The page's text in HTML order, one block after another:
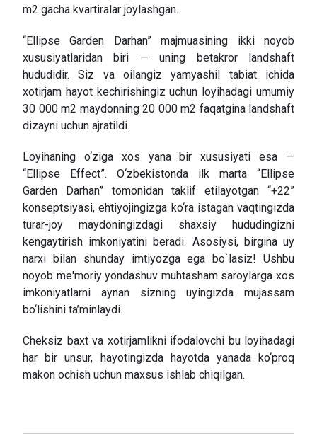
m2 gacha kvartiralar joylashgan.
“Ellipse Garden Darhan” majmuasining ikki noyob
xususiyatlaridan biri — uning betakror landshaft
hududidir. Siz va oilangiz yamyashil tabiat ichida
xotirjam hayot kechirishingiz uchun loyihadagi umumiy
30 000 m2 maydonning 20 000 m2 faqatgina landshaft
dizayni uchun ajratildi.
Loyihaning o‘ziga xos yana bir xususiyati esa —
“Ellipse Effect”. O‘zbekistonda ilk marta “Ellipse
Garden Darhan” tomonidan taklif etilayotgan “+22”
konseptsiyasi, ehtiyojingizga ko‘ra istagan vaqtingizda
turar-joy maydoningizdagi shaxsiy hududingizni
kengaytirish imkoniyatini beradi. Asosiysi, birgina uy
narxi bilan shunday imtiyozga ega bo`lasiz! Ushbu
noyob me'moriy yondashuv muhtasham saroylarga xos
imkoniyatlarni aynan sizning uyingizda mujassam
bo‘lishini ta’minlaydi.
Cheksiz baxt va xotirjamlikni ifodalovchi bu loyihadagi
har bir unsur, hayotingizda hayotda yanada ko‘proq
makon ochish uchun maxsus ishlab chiqilgan.